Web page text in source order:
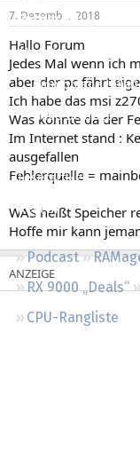
Forum
Aktuelles
Empfohlene
Neue Beiträge
Neueste
Leserartikel
Regeln
Podcast
RX 9000 „Deals“
CPU-Rangliste
l
e
r
t
m
7. Dezember 2018
Hallo Forum
Jedes Mal wenn ich
aber der pc fährt
Ich habe das msi
Was könnte da der
Im Internet stand :
ausgefallen
Fehlerquelle =
WAS heißt Speicher
Hoffe mir kann